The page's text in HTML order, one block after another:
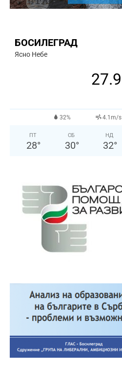
БОСИЛЕГРАД
Ясно Небе
27.9
32% 4.1m/s
ПТ
28°
СБ
30°
НД
32°